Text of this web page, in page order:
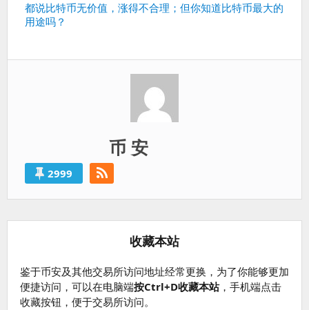
下
一
都说比特币无价值，涨得不合理；但你知道比特币最大的
用途吗？
币 安
2999
收藏本站
鉴于币安及其他交易所访问地址经常更换，为了你能够更加
便捷访问，可以在电脑端按Ctrl+D收藏本站，手机端点击
收藏按钮，便于交易所访问。